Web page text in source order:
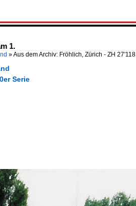
1.
»Aus dem Archiv: Fröhlich, Zürich - ZH 27'118
Serie